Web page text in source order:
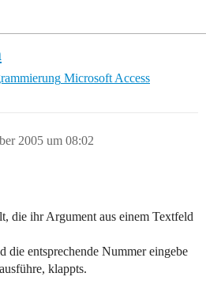
Microsoft Access
2005 um 08:02
die ihr Argument aus einem Textfeld
die entsprechende Nummer eingebe
klappts.